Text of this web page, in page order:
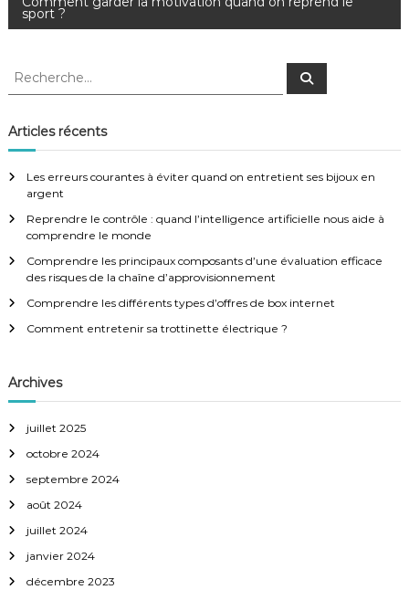
v
a
n
e
l
’
a
r
sport ?
R
h
e
c
e
:
R
c
e
r
Articles récents
Les erreurs courantes à éviter quand on entretient ses bijoux en
argent
Reprendre le contrôle : quand l’intelligence artificielle nous aide à
comprendre le monde
Comprendre les principaux composants d’une évaluation efficace
des risques de la chaîne d’approvisionnement
Comprendre les différents types d’offres de box internet
Comment entretenir sa trottinette électrique ?
Archives
juillet 2025
octobre 2024
septembre 2024
août 2024
juillet 2024
janvier 2024
décembre 2023